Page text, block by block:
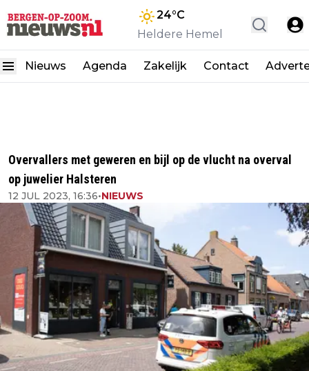
24°C
Heldere Hemel
Nieuws Agenda Zakelijk Contact
Overvallers met geweren en bijl op de vlucht na overval
op juwelier Halsteren
12 JUL 2023, 16:36•NIEUWS